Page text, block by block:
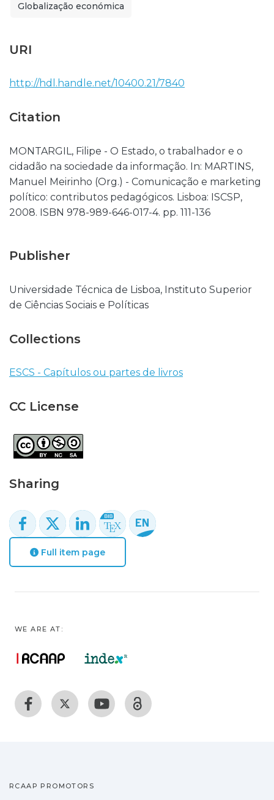
Globalização económica
URI
http://hdl.handle.net/10400.21/7840
Citation
MONTARGIL, Filipe - O Estado, o trabalhador e o
cidadão na sociedade da informação. In: MARTINS,
Manuel Meirinho (Org.) - Comunicação e marketing
político: contributos pedagógicos. Lisboa: ISCSP,
2008. ISBN 978-989-646-017-4. pp. 111-136
Publisher
Universidade Técnica de Lisboa, Instituto Superior
de Ciências Sociais e Políticas
Collections
ESCS - Capítulos ou partes de livros
CC License
Sharing
Full item page
WE ARE AT:
RCAAP PROMOTORS